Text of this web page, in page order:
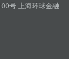
号 上海环球金融